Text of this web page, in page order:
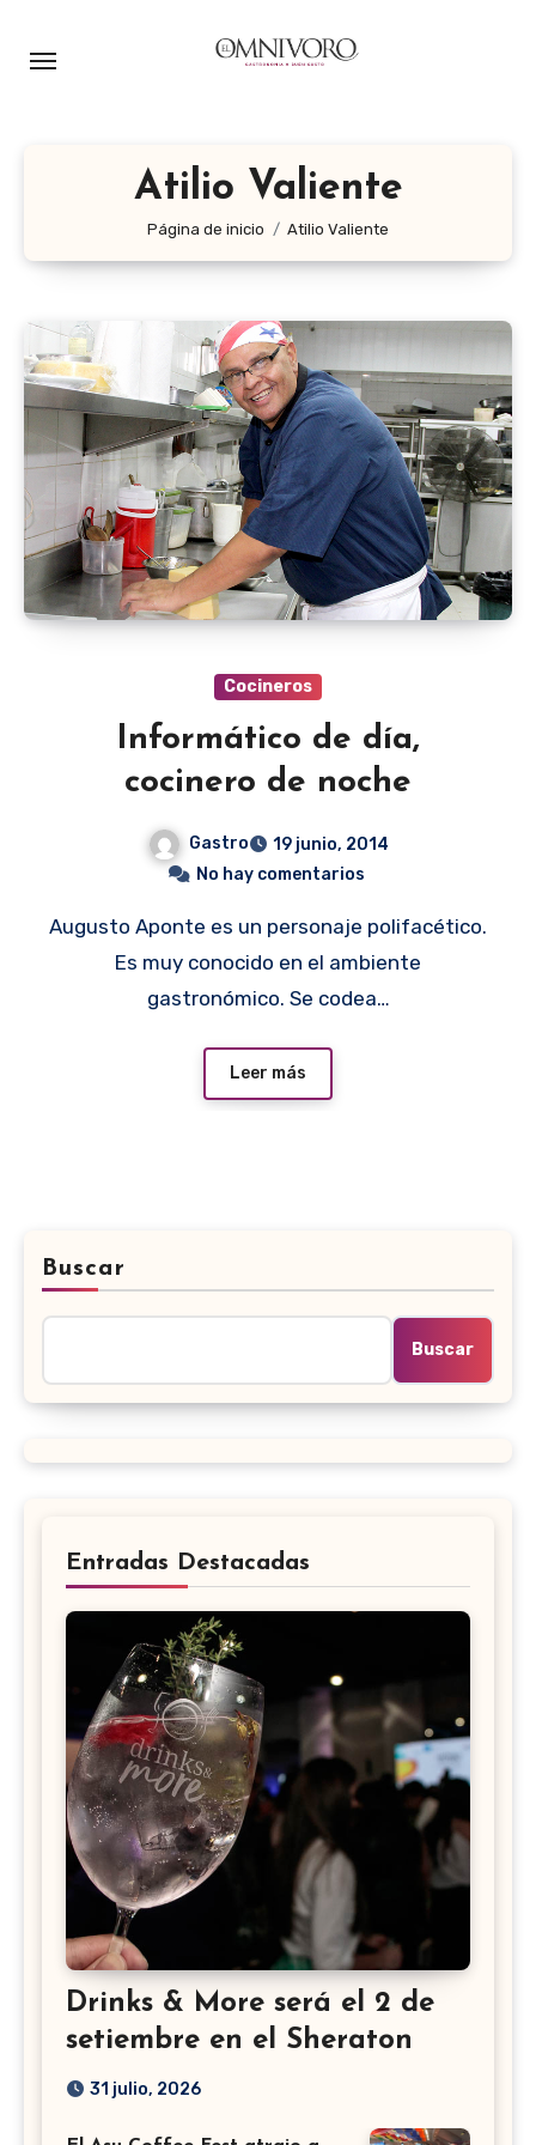
Atilio Valiente
Página de inicio Atilio Valiente
Cocineros
Informático de día,
cocinero de noche
Gastro
19 junio, 2014
No hay comentarios
Augusto Aponte es un personaje polifacético.
Es muy conocido en el ambiente
gastronómico. Se codea…
Leer más
Buscar
Buscar
Entradas Destacadas
Drinks & More será el 2 de
setiembre en el Sheraton
31 julio, 2026